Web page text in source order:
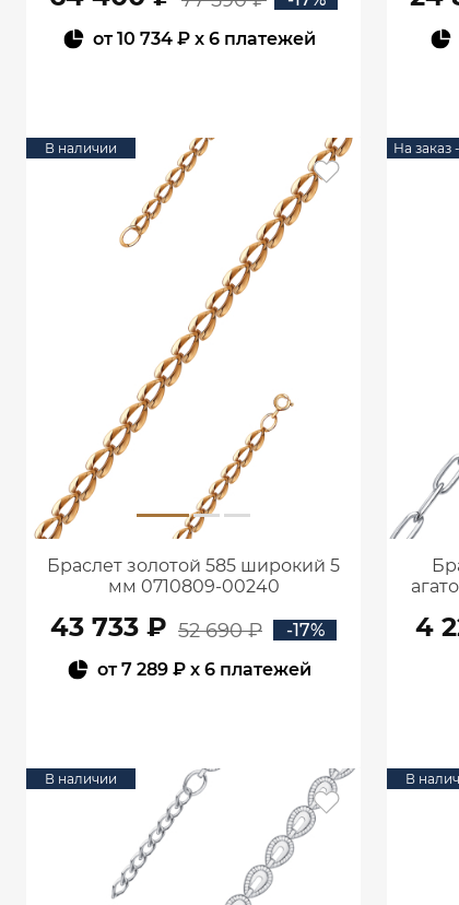
от10 734 ₽x 6 платежей
В наличии
Браслет золотой 585 широкий 5
мм 0710809-00240
43 733 ₽ 52 690 ₽
-17%
от7 289 ₽x 6 платежей
На заказ
4
В наличии В